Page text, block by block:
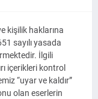
kişilik haklarına
sayılı yasada
İlgili
içerikleri kontrol
“uyar ve kaldır”
olan eserlerin